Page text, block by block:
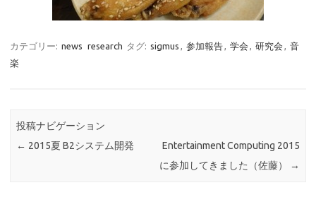
カテゴリー: news research タグ: sigmus , 参加報告, 学会 , 研究会 , 音
楽
投稿ナビゲーション
← 2015夏 B2システム開発
Entertainment Computing 2015
に参加してきました（佐藤）
→